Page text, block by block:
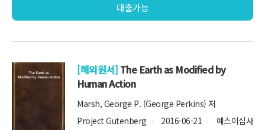
대출가능
[해외원서] The Earth as Modified by
Human Action
Marsh, George P. (George Perkins) 저
Project Gutenberg
2016-06-21
예스이십사